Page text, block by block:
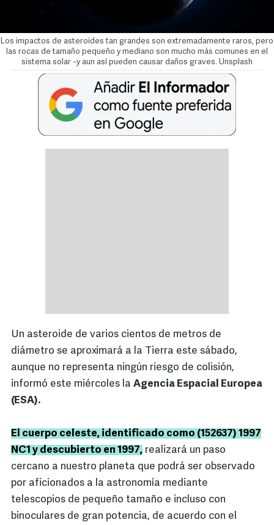
Los impactos de asteroides tan grandes son extremadamente raros, pero
las rocas de tamaño pequeño y mediano son mucho más comunes en el
sistema solar -y aun así pueden causar daños graves. Unsplash
Un asteroide de varios cientos de metros de
diámetro se aproximará a la Tierra este sábado,
aunque no representa ningún riesgo de colisión,
informó este miércoles la Agencia Espacial Europea
(ESA).
El cuerpo celeste, identificado como (152637) 1997
NC1 y descubierto en 1997, realizará un paso
cercano a nuestro planeta que podrá ser observado
por aficionados a la astronomía mediante
telescopios de pequeño tamaño e incluso con
binoculares de gran potencia, de acuerdo con el